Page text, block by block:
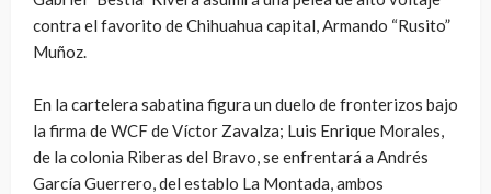
contra el favorito de Chihuahua capital, Armando “Rusito”
Muñoz.
En la cartelera sabatina figura un duelo de fronterizos bajo
la firma de WCF de Víctor Zavalza; Luis Enrique Morales,
de la colonia Riberas del Bravo, se enfrentará a Andrés
García Guerrero, del establo La Montada, ambos